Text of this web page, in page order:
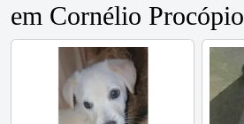
em Cornélio Procópio